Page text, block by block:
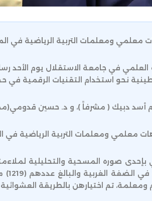
معلمي ومعلمات التربية الرياضية في
العلمي في جامعة الاستقلال يوم
نحو استخدام التقنيات الرقمية في
دبيك ( مشرفاً )، و د. حسين
معلمي ومعلمات التربية الرياضية في
صوره المسحية والتحليلية